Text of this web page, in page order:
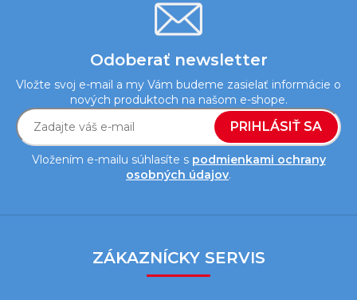
Odoberať newsletter
Vložte svoj e-mail a my Vám budeme zasielať informácie o
nových produktoch na našom e-shope.
Vložením e-mailu súhlasíte s podmienkami ochrany
osobných údajov.
PRIHLÁSIŤ SA
ZÁKAZNÍCKY SERVIS